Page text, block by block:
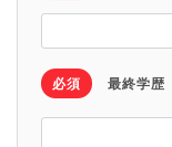
必須 最終学歴